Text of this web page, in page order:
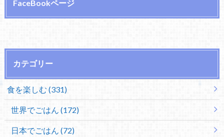
FaceBookページ
カテゴリー
食を楽しむ (331)
世界でごはん (172)
日本でごはん (72)